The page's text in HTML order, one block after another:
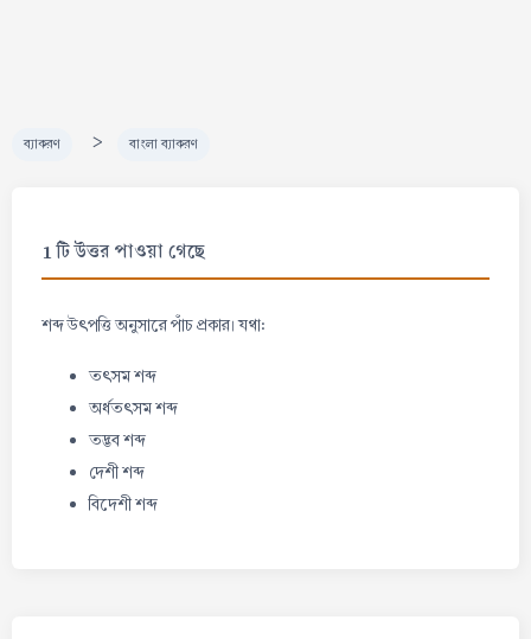
ব্যাকরণ > বাংলা ব্যাকরণ
1 টি উত্তর পাওয়া গেছে
শব্দ উৎপত্তি অনুসারে পাঁচ প্রকার। যথা:
তৎসম শব্দ
অর্ধতৎসম শব্দ
তদ্ভব শব্দ
দেশী শব্দ
বিদেশী শব্দ